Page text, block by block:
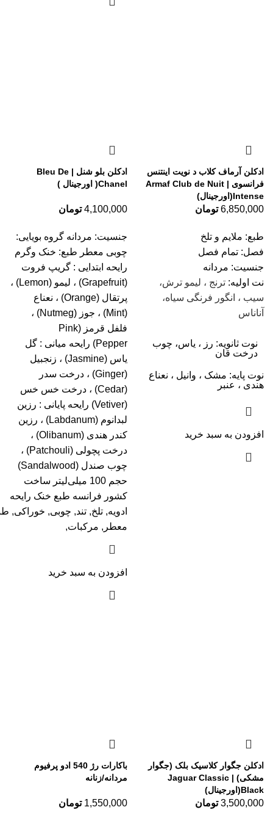
ادکلن آرماف کلاب د نویت اینتنس
فرانسوی | Armaf Club de Nuit
Intense(اورجینال)
6,850,000 تومان
طبع: ملایم و تلخ
فصل: تمام فصل
جنسیت: مردانه
نت اولیه: ترنج ، لیمو ترش،
سیب ، انگور فرنگی سیاه،
آناناس
نوت ثانویه: رز ، یاس، چوب
درخت قان
نوت پایه: مشک ، وانیل ، نعناع
هندی ، عنبر
افزودن به سبد خرید
ادکلن بلو شنل | Bleu De
Chanel( اورجینال )
4,100,000 تومان
جنسیت: مردانه گروه بویایی:
چوبی معطر طبع: خنک وگرم
رایحه ابتدایی : گریپ فروت
(Grapefruit) ، لیمو (Lemon) ،
پرتقال (Orange) ، نعناع
(Mint) ، جوز (Nutmeg) ،
فلفل قرمز (Pink
Pepper) رایحه میانی : گل
یاس (Jasmine) ، زنجبیل
(Ginger) ، درخت سدر
(Cedar) ، درخت خس خس
(Vetiver) رایحه پایانی : رزین
لبدانوم (Labdanum) ، رزین
کندر هندی (Olibanum) ،
درخت پچولی (Patchouli) ،
چوب صندل (Sandalwood)
حجم 100 میلی‌لیتر ساخت
کشور فرانسه طبع خنک رایحه
ادویه, تلخ, تند, چوبی, خوراکی,
معطر, مرکبات,
افزودن به سبد خرید
ادکلن جگوار کلاسیک بلک (جگوار
مشکی) | Jaguar Classic
Black(اورجینال)
3,500,000 تومان
باکارات رژ 540 ادو پرفیوم
مردانه/زنانه
1,550,000 تومان